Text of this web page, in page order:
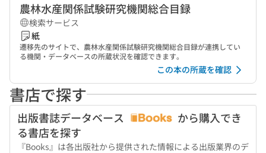
農林水産関係試験研究機関総合目録
検索サービス
紙
遷移先のサイトで、農林水産関係試験研究機関総合目録が連携してい
る機関・データベースの所蔵状況を確認できます。
この本の所蔵を確認
書店で探す
出版書誌データベース
から購入でき
る書店を探す
『Books』は各出版社から提供された情報による出版業界のデ